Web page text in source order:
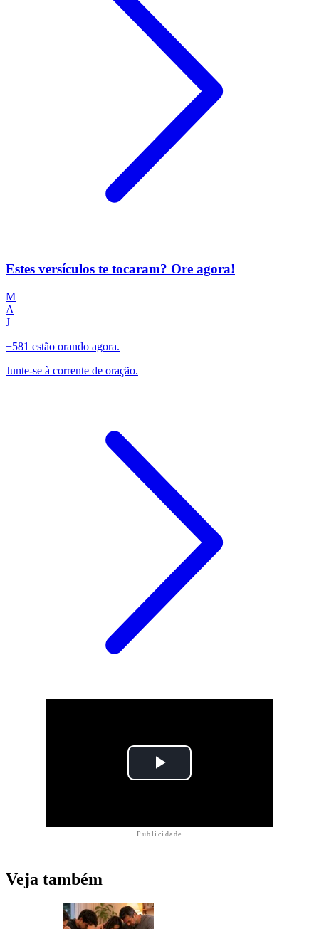
Estes versículos te tocaram? Ore agora!
M
A
J
+581 estão orando agora.
Junte-se à corrente de oração.
Publicidade
Veja também